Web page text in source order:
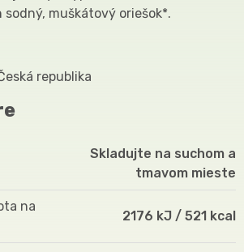
muškátový oriešok*.
republika
Skladujte na suchom a
tmavom mieste
na
2176 kJ / 521 kcal